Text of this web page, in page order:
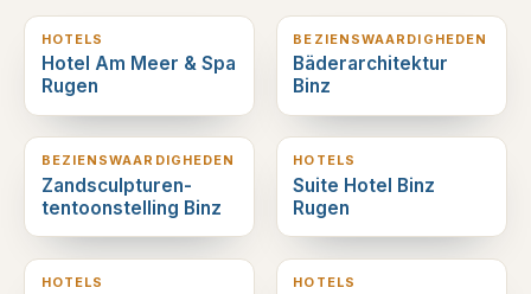
HOTELS
Hotel Am Meer & Spa
Rugen
BEZIENSWAARDIGHEDEN
Bäderarchitektur
Binz
0 km verderop
BEZIENSWAARDIGHEDEN
Zandsculpturen-
tentoonstelling Binz
0 km verderop
HOTELS
Suite Hotel Binz
Rugen
0 km verderop
HOTELS
0 km verderop
HOTELS